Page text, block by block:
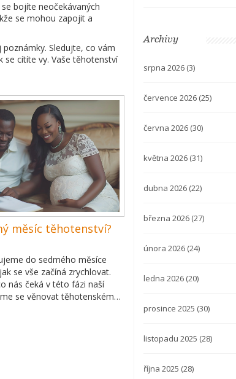
bojíte neočekávaných
se mohou zapojit a
Sledujte, co vám
cítíte vy. Vaše těhotenství
měsíc těhotenství?
do sedmého měsíce
se vše začíná zrychlovat.
nás čeká v této fázi naší
se věnovat těhotenskému
týkající se začátku
Archivy
srpna 2026 (3)
července 2026 (25)
června 2026 (30)
května 2026 (31)
dubna 2026 (22)
března 2026 (27)
února 2026 (24)
ledna 2026 (20)
prosince 2025 (30)
listopadu 2025 (28)
října 2025 (28)